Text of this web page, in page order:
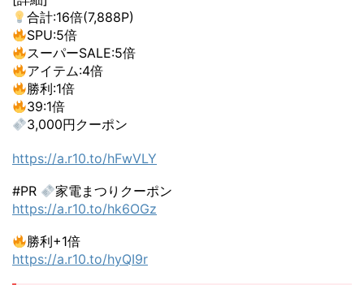
合計:16倍(7,888P)
SPU:5倍
スーパーSALE:5倍
アイテム:4倍
勝利:1倍
39:1倍
3,000円クーポン
https://a.r10.to/hFwVLY
#PR
家電まつりクーポン
https://a.r10.to/hk6OGz
勝利+1倍
https://a.r10.to/hyQI9r